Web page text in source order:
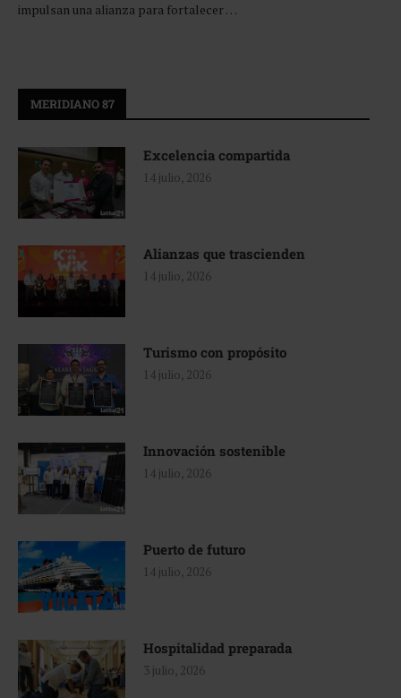
impulsan una alianza para fortalecer …
MERIDIANO 87
Excelencia compartida
14 julio, 2026
Alianzas que trascienden
14 julio, 2026
Turismo con propósito
14 julio, 2026
Innovación sostenible
14 julio, 2026
Puerto de futuro
14 julio, 2026
Hospitalidad preparada
3 julio, 2026